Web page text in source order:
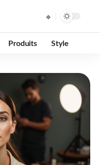
Produits Style